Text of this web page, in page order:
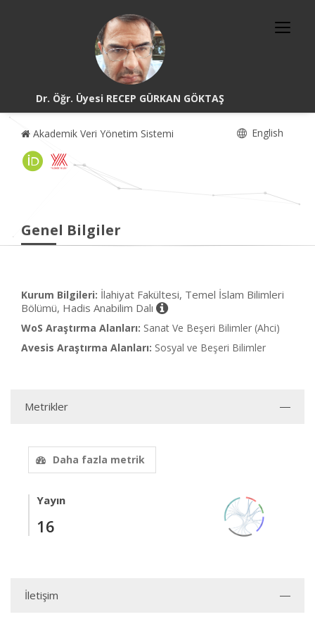
Dr. Öğr. Üyesi RECEP GÜRKAN GÖKTAŞ
Akademik Veri Yönetim Sistemi English
Genel Bilgiler
Kurum Bilgileri: İlahiyat Fakültesi, Temel İslam Bilimleri
Bölümü, Hadis Anabilim Dalı
WoS Araştırma Alanları: Sanat Ve Beşeri Bilimler (Ahci)
Avesis Araştırma Alanları: Sosyal ve Beşeri Bilimler
Metrikler
Daha fazla metrik
Yayın
16
İletişim